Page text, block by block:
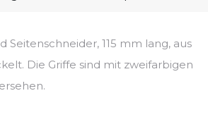
Seitenschneider, 115 mm lang, aus
Die Griffe sind mit zweifarbigen